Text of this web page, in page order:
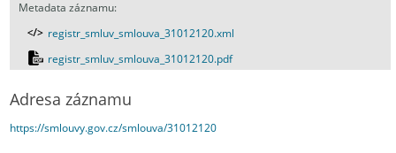
Metadata záznamu:
registr_smluv_smlouva_31012120.xml
registr_smluv_smlouva_31012120.pdf
Adresa záznamu
https://smlouvy.gov.cz/smlouva/31012120